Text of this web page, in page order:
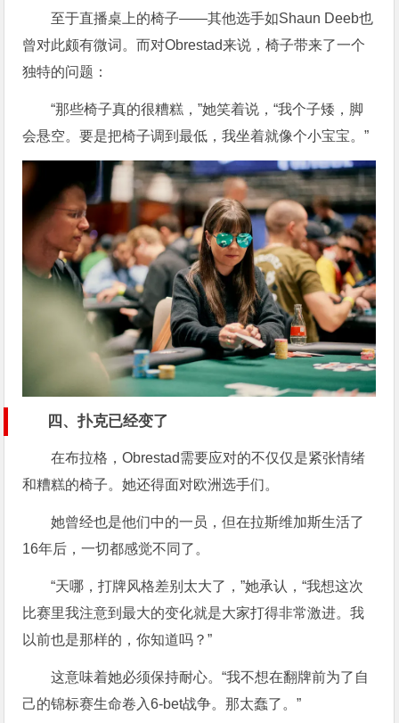
至于直播桌上的椅子——其他选手如Shaun Deeb也
曾对此颇有微词。而对Obrestad来说，椅子带来了一个
独特的问题：
“那些椅子真的很糟糕，”她笑着说，“我个子矮，脚
会悬空。要是把椅子调到最低，我坐着就像个小宝宝。”
四、扑克已经变了
在布拉格，Obrestad需要应对的不仅仅是紧张情绪
和糟糕的椅子。她还得面对欧洲选手们。
她曾经也是他们中的一员，但在拉斯维加斯生活了
16年后，一切都感觉不同了。
“天哪，打牌风格差别太大了，”她承认，“我想这次
比赛里我注意到最大的变化就是大家打得非常激进。我
以前也是那样的，你知道吗？”
这意味着她必须保持耐心。“我不想在翻牌前为了自
己的锦标赛生命卷入6-bet战争。那太蠢了。”